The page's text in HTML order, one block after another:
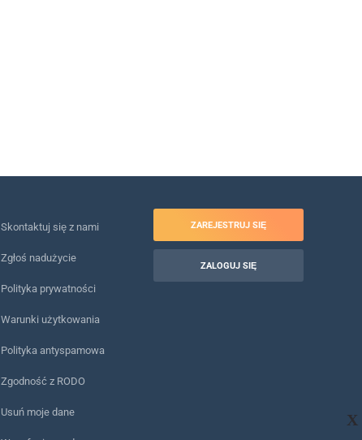
X
Skontaktuj się z nami
Zgłoś nadużycie
Polityka prywatności
Warunki użytkowania
Polityka antyspamowa
Zgodność z RODO
Usuń moje dane
ZAREJESTRUJ SIĘ
ZALOGUJ SIĘ